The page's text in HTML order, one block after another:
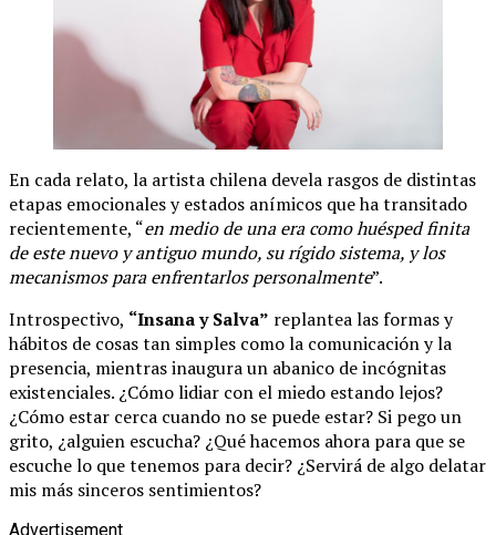
En cada relato, la artista chilena devela rasgos de distintas
etapas emocionales y estados anímicos que ha transitado
recientemente, “en medio de una era como huésped finita
de este nuevo y antiguo mundo, su rígido sistema, y los
mecanismos para enfrentarlos personalmente”.
Introspectivo, “Insana y Salva” replantea las formas y
hábitos de cosas tan simples como la comunicación y la
presencia, mientras inaugura un abanico de incógnitas
existenciales. ¿Cómo lidiar con el miedo estando lejos?
¿Cómo estar cerca cuando no se puede estar? Si pego un
grito, ¿alguien escucha? ¿Qué hacemos ahora para que se
escuche lo que tenemos para decir? ¿Servirá de algo delatar
mis más sinceros sentimientos?
Advertisement